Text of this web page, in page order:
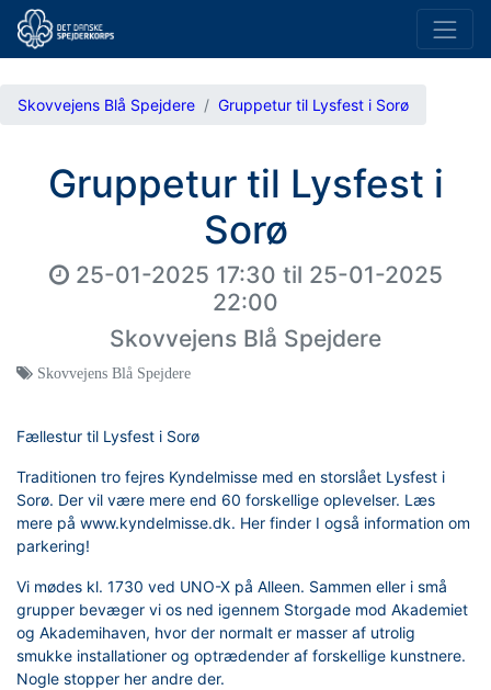
Skovvejens Blå Spejdere Gruppetur til Lysfest i Sorø
Gruppetur til Lysfest i
Sorø
25-01-2025 17:30 til 25-01-2025
22:00
Skovvejens Blå Spejdere
Skovvejens Blå Spejdere
Fællestur til Lysfest i Sorø
Traditionen tro fejres Kyndelmisse med en storslået Lysfest i
Sorø. Der vil være mere end 60 forskellige oplevelser. Læs
mere på www.kyndelmisse.dk. Her finder I også information om
parkering!
Vi mødes kl. 1730 ved UNO-X på Alleen. Sammen eller i små
grupper bevæger vi os ned igennem Storgade mod Akademiet
og Akademihaven, hvor der normalt er masser af utrolig
smukke installationer og optrædender af forskellige kunstnere.
Nogle stopper her andre der.